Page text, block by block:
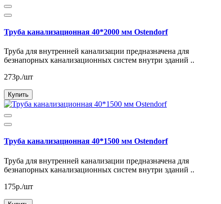
Труба канализационная 40*2000 мм Ostendorf
Труба для внутренней канализации предназначена для
безнапорных канализационных систем внутри зданий ..
273р./шт
Купить
Труба канализационная 40*1500 мм Ostendorf
Труба для внутренней канализации предназначена для
безнапорных канализационных систем внутри зданий ..
175р./шт